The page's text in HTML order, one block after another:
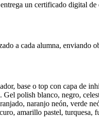
un certificado digital
a cada alumna, enviando
base o top con capa de
polish blanco, negro,
naranjo neón, verde
amarillo pastel, turquesa,